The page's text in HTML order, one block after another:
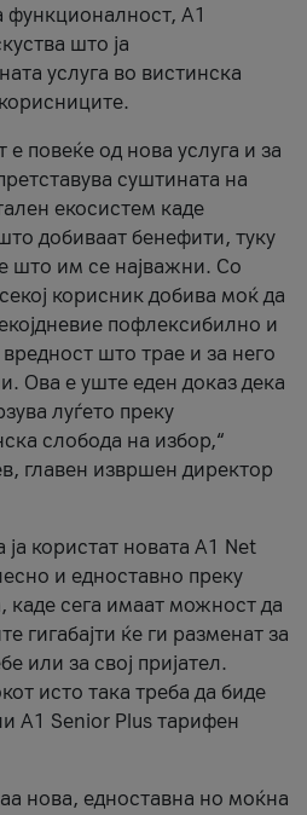
функционалност, А1
што ја
услуга во вистинска
повеќе од нова услуга и за
суштината на
екосистем каде
добиваат бенефити, туку
што им се најважни. Со
корисник добива моќ да
пофлексибилно и
што трае и за него
Ова е уште еден доказ дека
луѓето преку
слобода на избор,“
главен извршен директор
користат новата А1 Net
и едноставно преку
каде сега имаат можност да
гигабајти ќе ги разменат за
или за свој пријател.
исто така треба да биде
A1 Senior Plus тарифен
нова, едноставна но моќна